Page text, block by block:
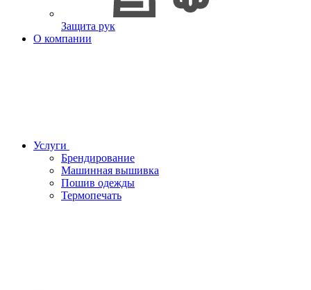
Защита рук
О компании
Услуги
Брендирование
Машинная вышивка
Пошив одежды
Термопечать